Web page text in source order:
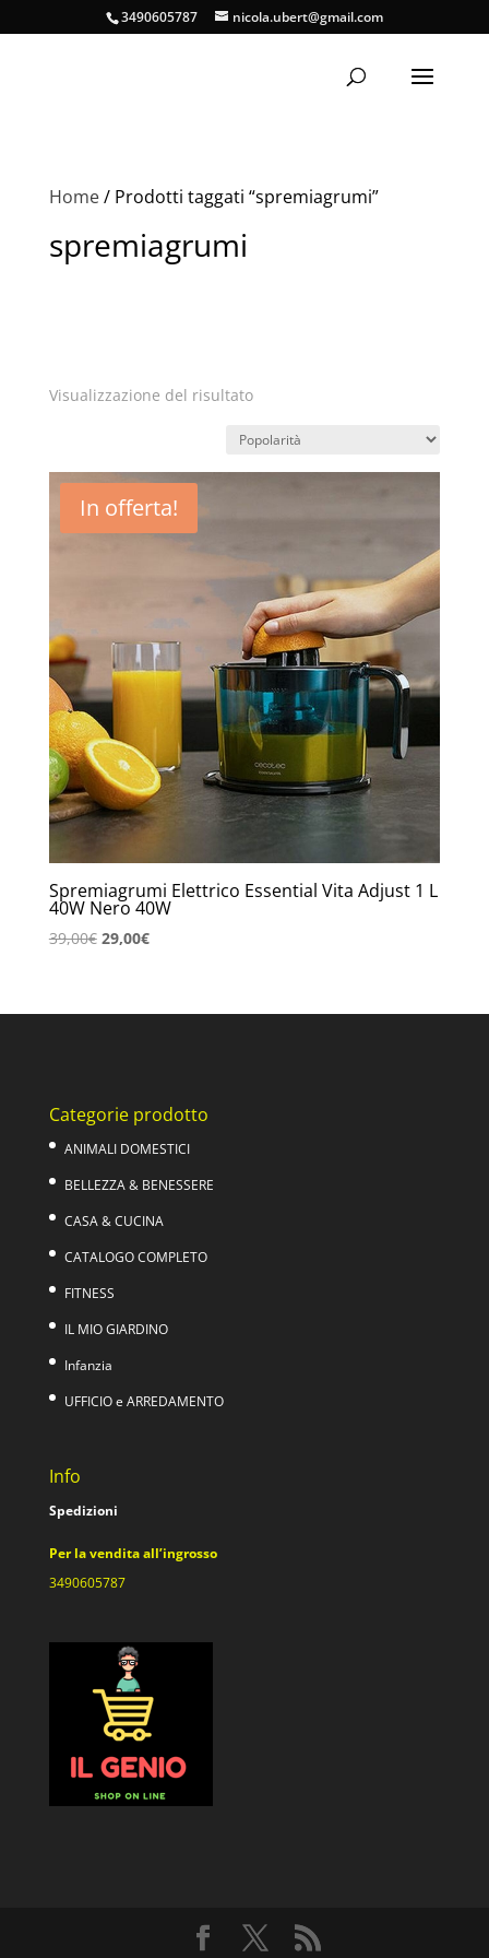
3490605787 nicola.ubert@gmail.com
Home/ Prodotti taggati “spremiagrumi”
spremiagrumi
Visualizzazione del risultato
In offerta!
Spremiagrumi Elettrico Essential Vita Adjust 1 L
40W Nero 40W
39,00€ Il
era:
29,00€Il
è:
Categorie prodotto
ANIMALI DOMESTICI
BELLEZZA & BENESSERE
CASA & CUCINA
CATALOGO COMPLETO
FITNESS
IL MIO GIARDINO
Infanzia
UFFICIO e ARREDAMENTO
Info
Spedizioni
Per la vendita all’ingrosso
3490605787